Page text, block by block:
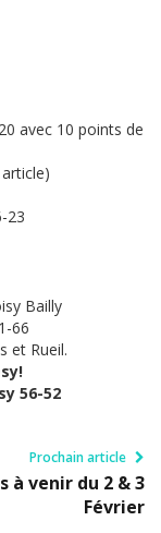
avec 10 points de
23
Bailly
66
et Rueil.
56-52
Prochain article
à venir du 2 & 3
Février